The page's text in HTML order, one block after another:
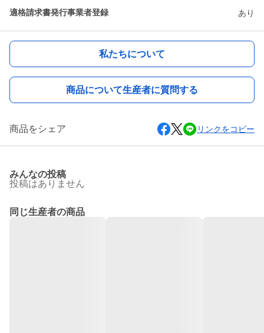
適格請求書発行事業者登録 あり
私たちについて
商品について生産者に質問する
商品をシェア リンクをコピー
みんなの投稿
投稿はありません
同じ生産者の商品